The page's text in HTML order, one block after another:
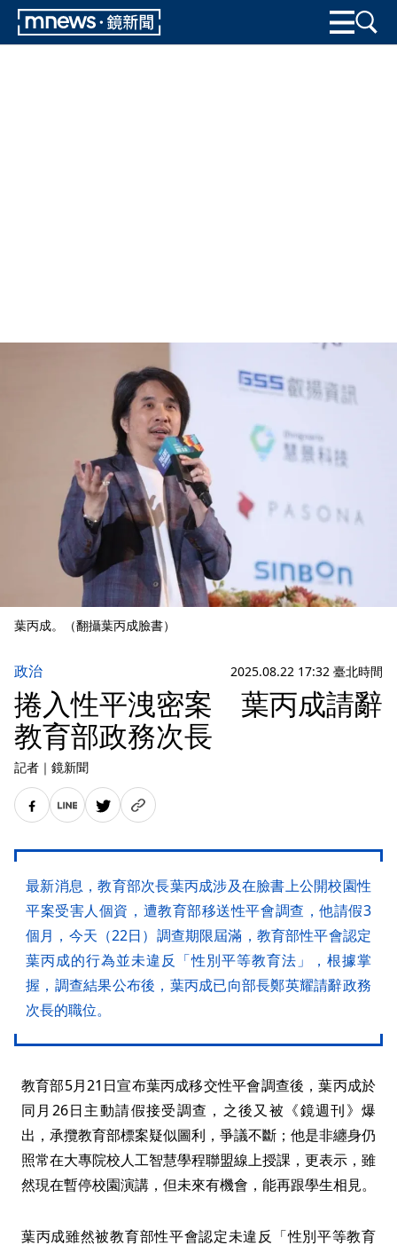
葉丙成。（翻攝葉丙成臉書）
政治 2025.08.22 17:32 臺北時間
捲入性平洩密案 葉丙成請辭
教育部政務次長
記者 ｜ 鏡新聞
最新消息，教育部次長葉丙成涉及在臉書上公開校園性
平案受害人個資，遭教育部移送性平會調查，他請假3
個月，今天（22日）調查期限屆滿，教育部性平會認定
葉丙成的行為並未違反「性別平等教育法」，根據掌
握，調查結果公布後，葉丙成已向部長鄭英耀請辭政務
次長的職位。
教育部5月21日宣布葉丙成移交性平會調查後，葉丙成於
同月26日主動請假接受調查，之後又被《鏡週刊》爆
出，承攬教育部標案疑似圖利，爭議不斷；他是非纏身仍
照常在大專院校人工智慧學程聯盟線上授課，更表示，雖
然現在暫停校園演講，但未來有機會，能再跟學生相見。
葉丙成雖然被教育部性平會認定未違反「性別平等教育